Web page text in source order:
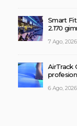
Smart
2.170
7 Ago, 2026
AirTrack
6 Ago, 2026